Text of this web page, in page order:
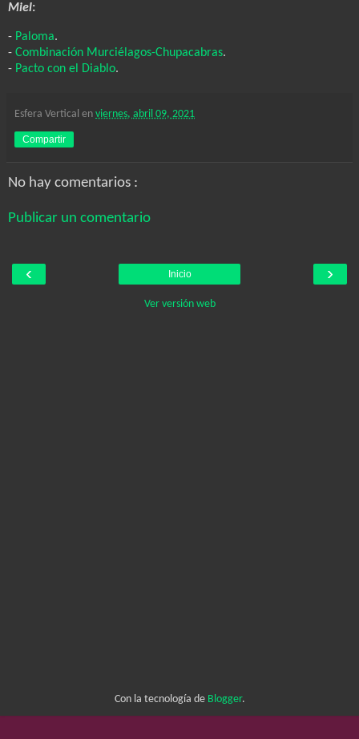
Miel:
- Paloma.
- Combinación Murciélagos-Chupacabras.
- Pacto con el Diablo.
Esfera Vertical en viernes, abril 09, 2021
Compartir
No hay comentarios :
Publicar un comentario
‹ ›
Inicio
Ver versión web
Con la tecnología de Blogger.